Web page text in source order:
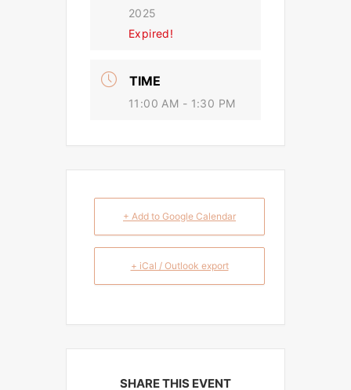
2025
Expired!
TIME
11:00 AM - 1:30 PM
+ Add to Google Calendar
+ iCal / Outlook export
SHARE THIS EVENT